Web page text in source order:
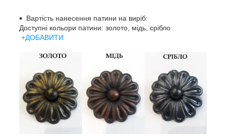
Вартість нанесення патини на виріб:
Доступні кольори патини: золото, мідь, срібло
+ДОБАВИТИ